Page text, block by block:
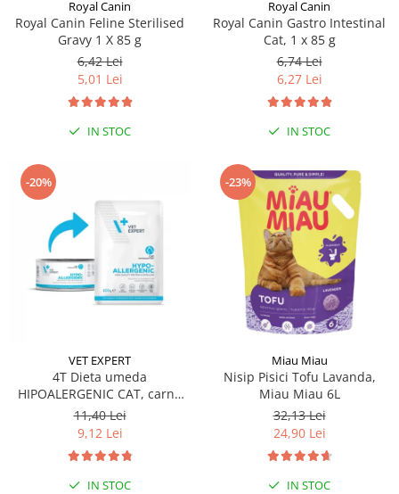
Sampoane si Balsamuri
Servetele Umede
Covorase absorbante
Curatare Ochi
Igiena Catel
Solutii Atractante si repelente
Custi transport - Pisici
Jucarii Pisici
Lese, Hamuri si Zgarzi
Paturi, perne si cosuri pentru pisici
Recompense Delicioase
Royal Canin
Royal Canin Feline Sterilised
Gravy 1 X 85 g
6,42 Lei
5,01 Lei
IN STOC
Royal Canin
Royal Canin Gastro Intestinal
Cat, 1 x 85 g
6,74 Lei
6,27 Lei
IN STOC
-20%
VET EXPERT
4T Dieta umeda
HIPOALERGENIC CAT, carne
de curcan, plic 100 gr
11,40 Lei
9,12 Lei
IN STOC
-23%
Miau Miau
Nisip Pisici Tofu Lavanda,
Miau Miau 6L
32,13 Lei
24,90 Lei
IN STOC